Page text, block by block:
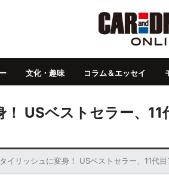
文化・趣味 コラム＆エッセイ
USベストセラー、11
イリッシュに変身！ USベストセラー、11代